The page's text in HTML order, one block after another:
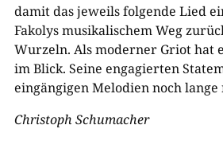
damit das jeweils folgende Lied
Fakolys musikalischem Weg
Wurzeln. Als moderner Griot hat
im Blick. Seine engagierten
eingängigen Melodien noch lange
Christoph Schumacher